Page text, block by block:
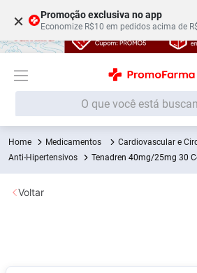
× Promoção exclusiva no app
Economize R$10 em pedidos acima de
O que você está buscando?
Medicamentos
Cardiovascular e
Anti-Hipertensivos
Tenadren 40mg/25mg 30
Voltar
Termos mais buscados
1º Fralda
2
5º Fralda G